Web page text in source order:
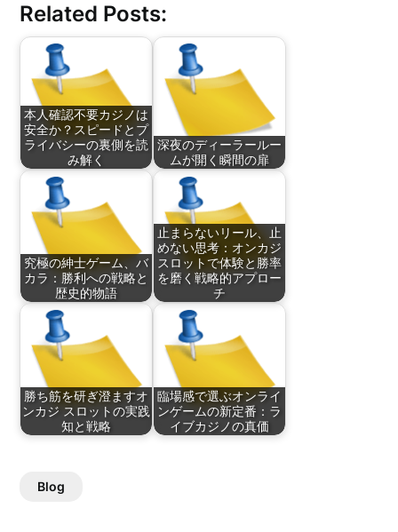
Related Posts:
本人確認不要カジノは
安全か？スピードとプ
ライバシーの裏側を読
み解く
深夜のディーラールー
ムが開く瞬間の扉
究極の紳士ゲーム、バ
カラ：勝利への戦略と
歴史的物語
止まらないリール、止
めない思考：オンカジ
スロットで体験と勝率
を磨く戦略的アプロー
チ
勝ち筋を研ぎ澄ますオ
ンカジ スロットの実践
知と戦略
臨場感で選ぶオンライ
ンゲームの新定番：ラ
イブカジノの真価
Blog